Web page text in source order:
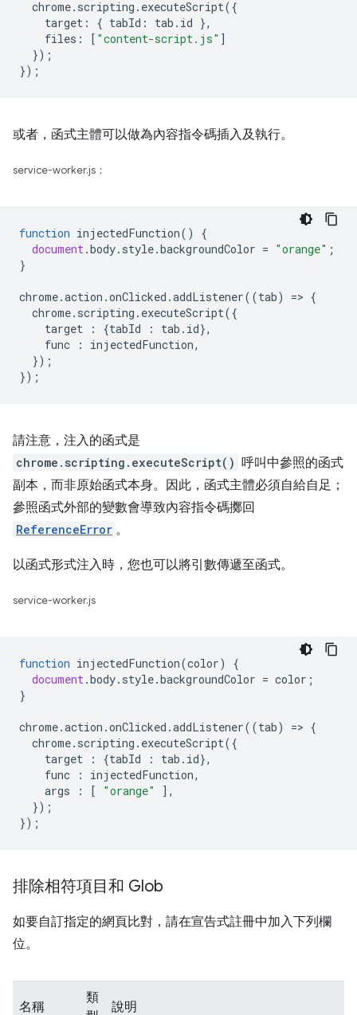
chrome. scripting . executeScript({
target : { tabId : tab . id },
files : [ "content-script.js" ]
});
});
或者，函式主體可以做為內容指令碼插入及執行。
service-worker.js：
function injectedFunction()
{
document.body. style.backgroundColor = "orange" ;
}
chrome.action .onClicked .addListener((tab) => {
chrome. scripting . executeScript({
target
: {tabId : tab . id},
func
: injectedFunction,
});
});
請注意，注入的函式是
chrome.scripting.executeScript() 呼叫中參照的函式
副本，而非原始函式本身。因此，函式主體必須自給自足；
參照函式外部的變數會導致內容指令碼擲回
ReferenceError 。
以函式形式注入時，您也可以將引數傳遞至函式。
service-worker.js
function injectedFunction(color)
{
document.body. style.backgroundColor = color ;
}
chrome.action .onClicked .addListener((tab) => {
chrome. scripting . executeScript({
target
: {tabId : tab . id},
func
: injectedFunction,
args
: [ "orange"
],
});
});
排除相符項目和 Glob
如要自訂指定的網頁比對，請在宣告式註冊中加入下列欄
位。
名稱
類
說明